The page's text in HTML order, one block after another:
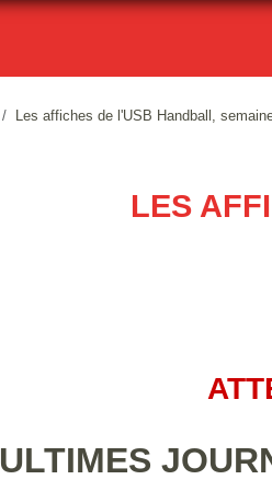
Les affiches de l'USB Handball,
LES
ULTIMES